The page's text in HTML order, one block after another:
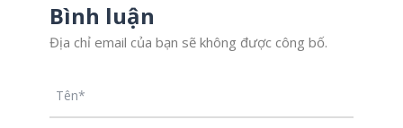
Bình luận
Địa chỉ email của bạn sẽ không được công bố.